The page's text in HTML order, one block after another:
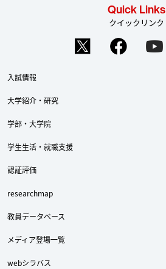
Quick Links
クイックリンク
入試情報
大学紹介・研究
学部・大学院
学生生活・就職支援
認証評価
researchmap
教員データベース
メディア登場一覧
webシラバス